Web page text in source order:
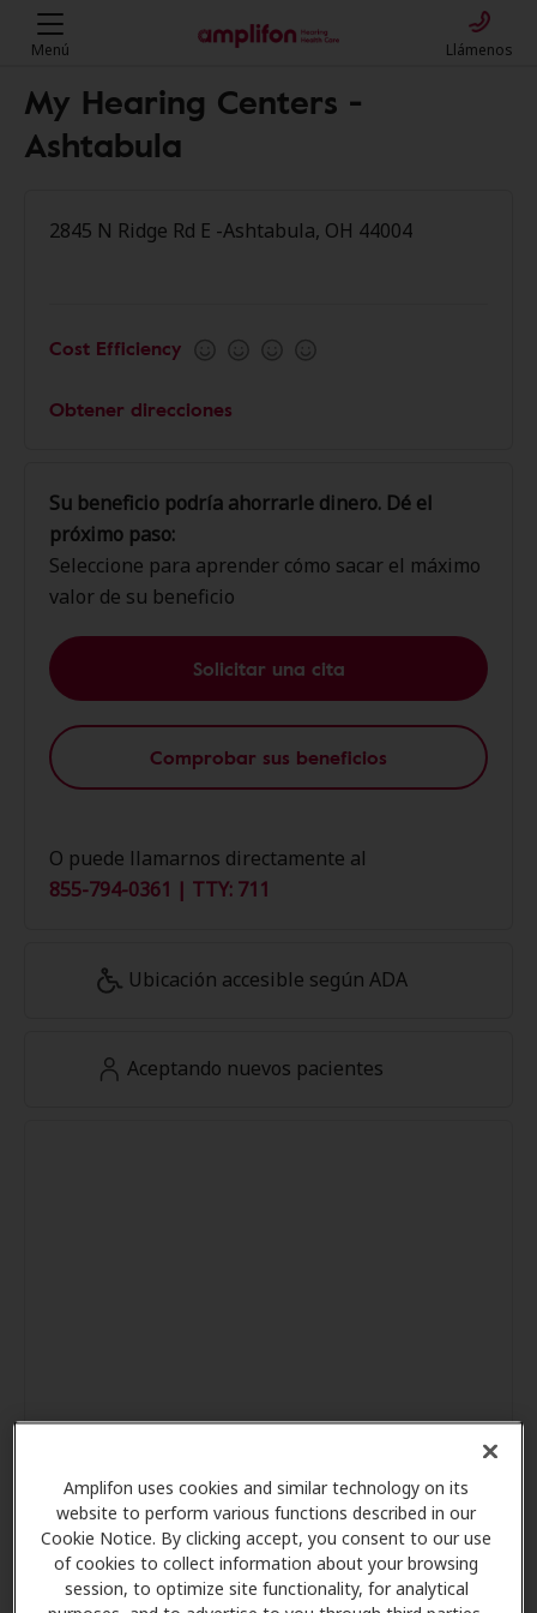
Amplifon uses cookies and similar technology on its
website to perform various functions described in our
Cookie Notice. By clicking accept, you consent to our use
of cookies to collect information about your browsing
session, to optimize site functionality, for analytical
Menú Llámenos
My Hearing Centers -
Ashtabula
2845 N Ridge Rd E -Ashtabula, OH 44004
Cost Efficiency
Obtener direcciones
Su beneficio podría ahorrarle dinero. Dé el
próximo paso:
Seleccione para aprender cómo sacar el máximo
valor de su beneficio
Solicitar una cita
Comprobar sus beneficios
O puede llamarnos directamente al
855-794-0361 | TTY: 711
Ubicación accesible según ADA
Aceptando nuevos pacientes